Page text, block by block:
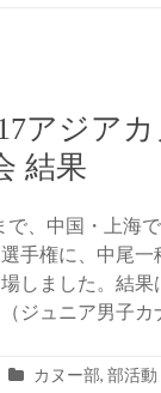
アジア
結果
で、中国・上海
手権に、中尾一
しました。結果
ジュニア男子カ
カヌー部,部活動